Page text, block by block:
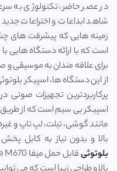
در عصر حاضر، تکنولوژی به
شاهد ابداعات و اختراعات
زمینه ‌هایی که پیشرفت ‌های
است که با ارائه دستگاه ‌هایی
برای علاقه‌ مندان به موسیقی
از این دستگاه‌ ها، اسپیکر
پرکاربردترین تجهیزات صوتی
اسپیکر بی‌ سیم است که از
مانند گوشی، تبلت، لپ ‌تاپ و
بالا و بدون نیاز به کابل
بلوتوثی